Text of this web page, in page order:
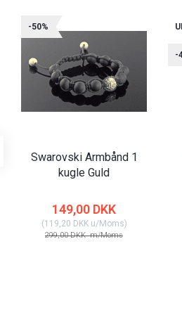
-50%
Swarovski Armbånd 1
kugle Guld
149,00 DKK
(119,20 DKKu/Moms)
299,00 DKKm/Moms
-